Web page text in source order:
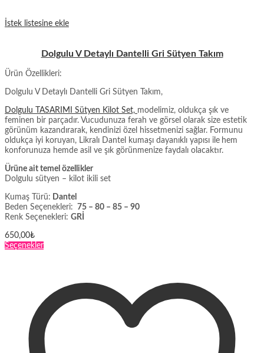
İstek listesine ekle
Dolgulu V Detaylı Dantelli Gri Sütyen Takım
Ürün Özellikleri:
Dolgulu V Detaylı Dantelli Gri Sütyen Takım,
Dolgulu TASARIMI Sütyen Kilot Set, modelimiz, oldukça şık ve
feminen bir parçadır. Vucudunuza ferah ve görsel olarak size estetik
görünüm kazandırarak, kendinizi özel hissetmenizi sağlar. Formunu
oldukça iyi koruyan, Likralı Dantel kumaşı dayanıklı yapısı ile hem
konforunuza hemde asil ve şık görünmenize faydalı olacaktır.
Ürüne ait temel özellikler
Dolgulu sütyen – kilot ikili set
Kumaş Türü: Dantel
Beden Seçenekleri:
75 – 80 – 85 – 90
Renk Seçenekleri: GRİ
650,00₺
SeçeneklerBu
varyasyonu
var.
Seçenekler
ürün
sayfasından
seçilebilir